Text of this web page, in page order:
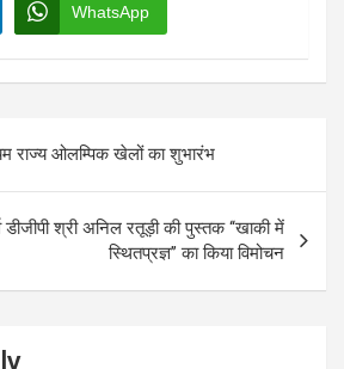
WhatsApp
राज्य ओलम्पिक खेलों का शुभारंभ
डीजीपी श्री अनिल रतूड़ी की पुस्तक ‘‘खाकी में
स्थितप्रज्ञ’’ का किया विमोचन